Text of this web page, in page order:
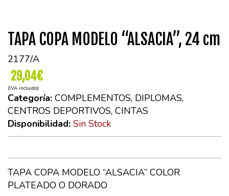
TAPA COPA MODELO “ALSACIA”, 24 cm
2177/A
29,04€
(IVA incluido)
Categoría: COMPLEMENTOS, DIPLOMAS,
CENTROS DEPORTIVOS, CINTAS
Disponibilidad: Sin Stock
TAPA COPA MODELO “ALSACIA” COLOR
PLATEADO O DORADO